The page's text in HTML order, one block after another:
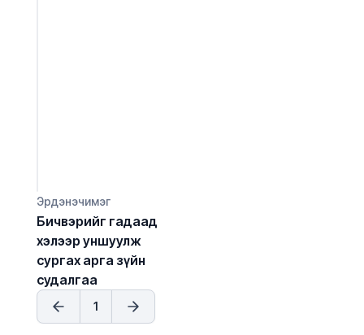
Эрдэнэчимэг
Бичвэрийг гадаад
хэлээр уншуулж
сургах арга зүйн
судалгаа
1